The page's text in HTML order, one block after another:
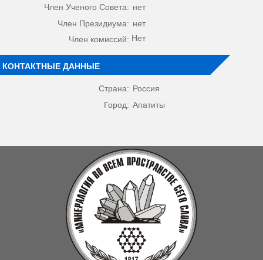
Член Ученого Совета: нет
Член Президиума: нет
Член комиссий: Нет
КОНТАКТНЫЕ ДАННЫЕ
Страна: Россия
Город: Апатиты